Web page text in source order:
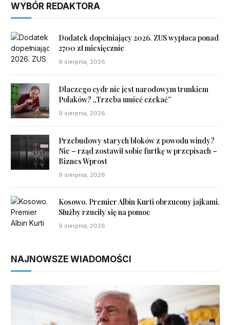
WYBÓR REDAKTORA
Dodatek dopełniający 2026. ZUS wypłaca ponad
2700 zł miesięcznie
9 sierpnia, 2026
Dlaczego cydr nie jest narodowym trunkiem
Polaków? „Trzeba umieć czekać”
9 sierpnia, 2026
Przebudowy starych bloków z powodu windy?
Nie – rząd zostawił sobie furtkę w przepisach –
Biznes Wprost
9 sierpnia, 2026
Kosowo. Premier Albin Kurti obrzucony jajkami.
Służby rzuciły się na pomoc
9 sierpnia, 2026
NAJNOWSZE WIADOMOŚCI